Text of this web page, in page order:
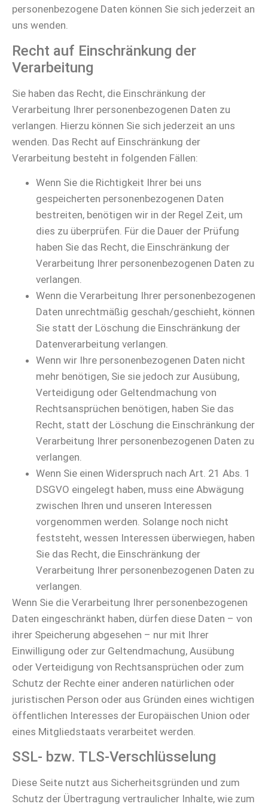
personenbezogene Daten können Sie sich jederzeit an
uns wenden.
Recht auf Einschränkung der
Verarbeitung
Sie haben das Recht, die Einschränkung der
Verarbeitung Ihrer personenbezogenen Daten zu
verlangen. Hierzu können Sie sich jederzeit an uns
wenden. Das Recht auf Einschränkung der
Verarbeitung besteht in folgenden Fällen:
Wenn Sie die Richtigkeit Ihrer bei uns
gespeicherten personenbezogenen Daten
bestreiten, benötigen wir in der Regel Zeit, um
dies zu überprüfen. Für die Dauer der Prüfung
haben Sie das Recht, die Einschränkung der
Verarbeitung Ihrer personenbezogenen Daten zu
verlangen.
Wenn die Verarbeitung Ihrer personenbezogenen
Daten unrechtmäßig geschah/geschieht, können
Sie statt der Löschung die Einschränkung der
Datenverarbeitung verlangen.
Wenn wir Ihre personenbezogenen Daten nicht
mehr benötigen, Sie sie jedoch zur Ausübung,
Verteidigung oder Geltendmachung von
Rechtsansprüchen benötigen, haben Sie das
Recht, statt der Löschung die Einschränkung der
Verarbeitung Ihrer personenbezogenen Daten zu
verlangen.
Wenn Sie einen Widerspruch nach Art. 21 Abs. 1
DSGVO eingelegt haben, muss eine Abwägung
zwischen Ihren und unseren Interessen
vorgenommen werden. Solange noch nicht
feststeht, wessen Interessen überwiegen, haben
Sie das Recht, die Einschränkung der
Verarbeitung Ihrer personenbezogenen Daten zu
verlangen.
Wenn Sie die Verarbeitung Ihrer personenbezogenen
Daten eingeschränkt haben, dürfen diese Daten – von
ihrer Speicherung abgesehen – nur mit Ihrer
Einwilligung oder zur Geltendmachung, Ausübung
oder Verteidigung von Rechtsansprüchen oder zum
Schutz der Rechte einer anderen natürlichen oder
juristischen Person oder aus Gründen eines wichtigen
öffentlichen Interesses der Europäischen Union oder
eines Mitgliedstaats verarbeitet werden.
SSL- bzw. TLS-Verschlüsselung
Diese Seite nutzt aus Sicherheitsgründen und zum
Schutz der Übertragung vertraulicher Inhalte, wie zum